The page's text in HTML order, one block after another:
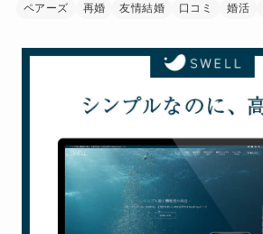
ペアーズ
再婚 友情結婚 口コミ 婚活